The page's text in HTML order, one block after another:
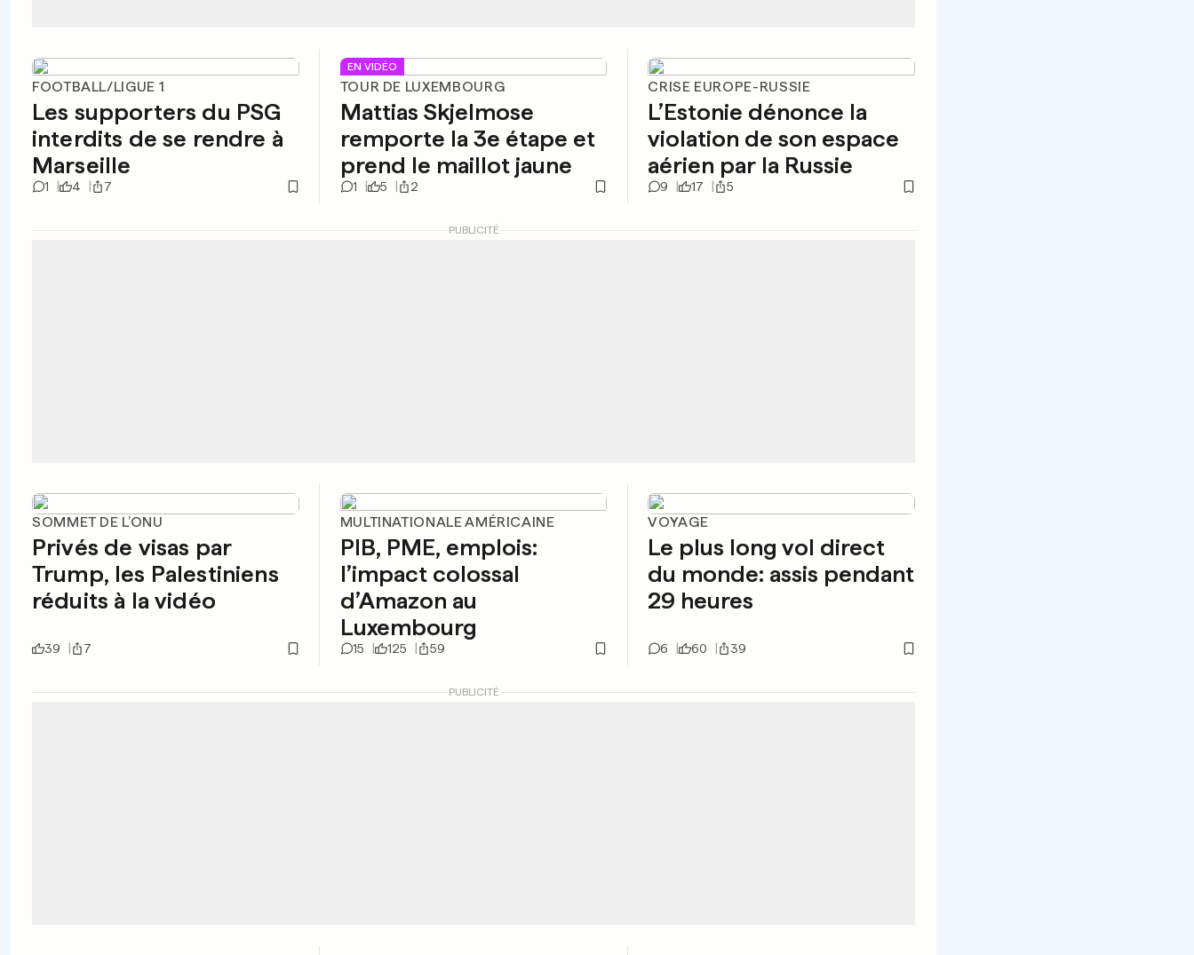
FOOTBALL/LIGUE 1
Les supporters du PSG
interdits de se rendre à
Marseille
1 4 7
EN VIDÉO
TOUR DE LUXEMBOURG
Mattias Skjelmose
remporte la 3e étape et
prend le maillot jaune
1 5 2
CRISE EUROPE-RUSSIE
L’Estonie dénonce la
violation de son espace
aérien par la Russie
9 17 5
PUBLICITÉ
SOMMET DE L’ONU
Privés de visas par
Trump, les Palestiniens
réduits à la vidéo
39 7
MULTINATIONALE AMÉRICAINE
PIB, PME, emplois:
l’impact colossal
d’Amazon au
Luxembourg
15 125 59
VOYAGE
Le plus long vol direct
du monde: assis pendant
29 heures
6 60 39
PUBLICITÉ